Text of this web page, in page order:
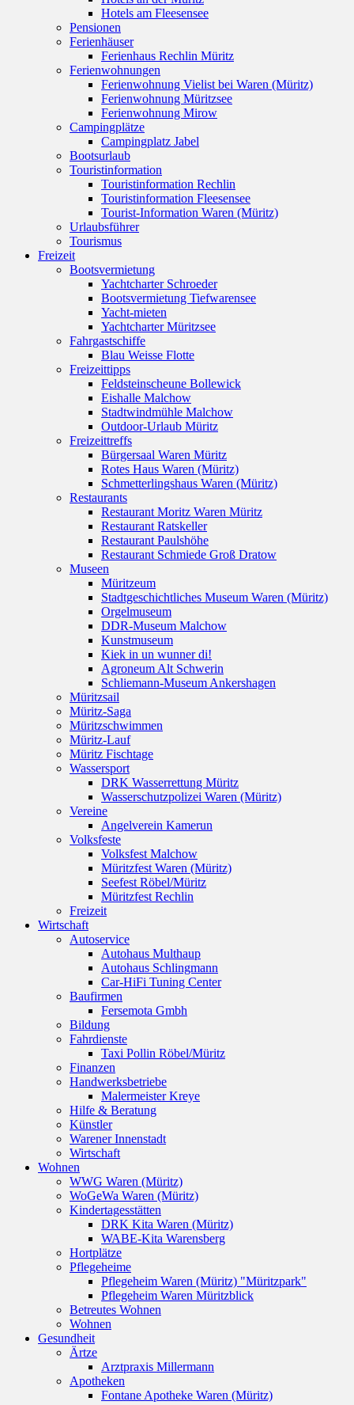
Hotels am Fleesensee
Pensionen
Ferienhäuser
Ferienhaus Rechlin Müritz
Ferienwohnungen
Ferienwohnung Vielist bei Waren (Müritz)
Ferienwohnung Müritzsee
Ferienwohnung Mirow
Campingplätze
Campingplatz Jabel
Bootsurlaub
Touristinformation
Touristinformation Rechlin
Touristinformation Fleesensee
Tourist-Information Waren (Müritz)
Urlaubsführer
Tourismus
Freizeit
Bootsvermietung
Yachtcharter Schroeder
Bootsvermietung Tiefwarensee
Yacht-mieten
Yachtcharter Müritzsee
Fahrgastschiffe
Blau Weisse Flotte
Freizeittipps
Feldsteinscheune Bollewick
Eishalle Malchow
Stadtwindmühle Malchow
Outdoor-Urlaub Müritz
Freizeittreffs
Bürgersaal Waren Müritz
Rotes Haus Waren (Müritz)
Schmetterlingshaus Waren (Müritz)
Restaurants
Restaurant Moritz Waren Müritz
Restaurant Ratskeller
Restaurant Paulshöhe
Restaurant Schmiede Groß Dratow
Museen
Müritzeum
Stadtgeschichtliches Museum Waren (Müritz)
Orgelmuseum
DDR-Museum Malchow
Kunstmuseum
Kiek in un wunner di!
Agroneum Alt Schwerin
Schliemann-Museum Ankershagen
Müritzsail
Müritz-Saga
Müritzschwimmen
Müritz-Lauf
Müritz Fischtage
Wassersport
DRK Wasserrettung Müritz
Wasserschutzpolizei Waren (Müritz)
Vereine
Angelverein Kamerun
Volksfeste
Volksfest Malchow
Müritzfest Waren (Müritz)
Seefest Röbel/Müritz
Müritzfest Rechlin
Freizeit
Wirtschaft
Autoservice
Autohaus Multhaup
Autohaus Schlingmann
Car-HiFi Tuning Center
Baufirmen
Fersemota Gmbh
Bildung
Fahrdienste
Taxi Pollin Röbel/Müritz
Finanzen
Handwerksbetriebe
Malermeister Kreye
Hilfe & Beratung
Künstler
Warener Innenstadt
Wirtschaft
Wohnen
WWG Waren (Müritz)
WoGeWa Waren (Müritz)
Kindertagesstätten
DRK Kita Waren (Müritz)
WABE-Kita Warensberg
Hortplätze
Pflegeheime
Pflegeheim Waren (Müritz) "Müritzpark"
Pflegeheim Waren Müritzblick
Betreutes Wohnen
Wohnen
Gesundheit
Ärtze
Arztpraxis Millermann
Apotheken
Fontane Apotheke Waren (Müritz)